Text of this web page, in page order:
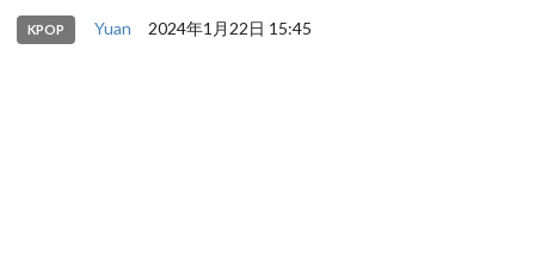
KPOP Yuan 2024年1月22日 15:45